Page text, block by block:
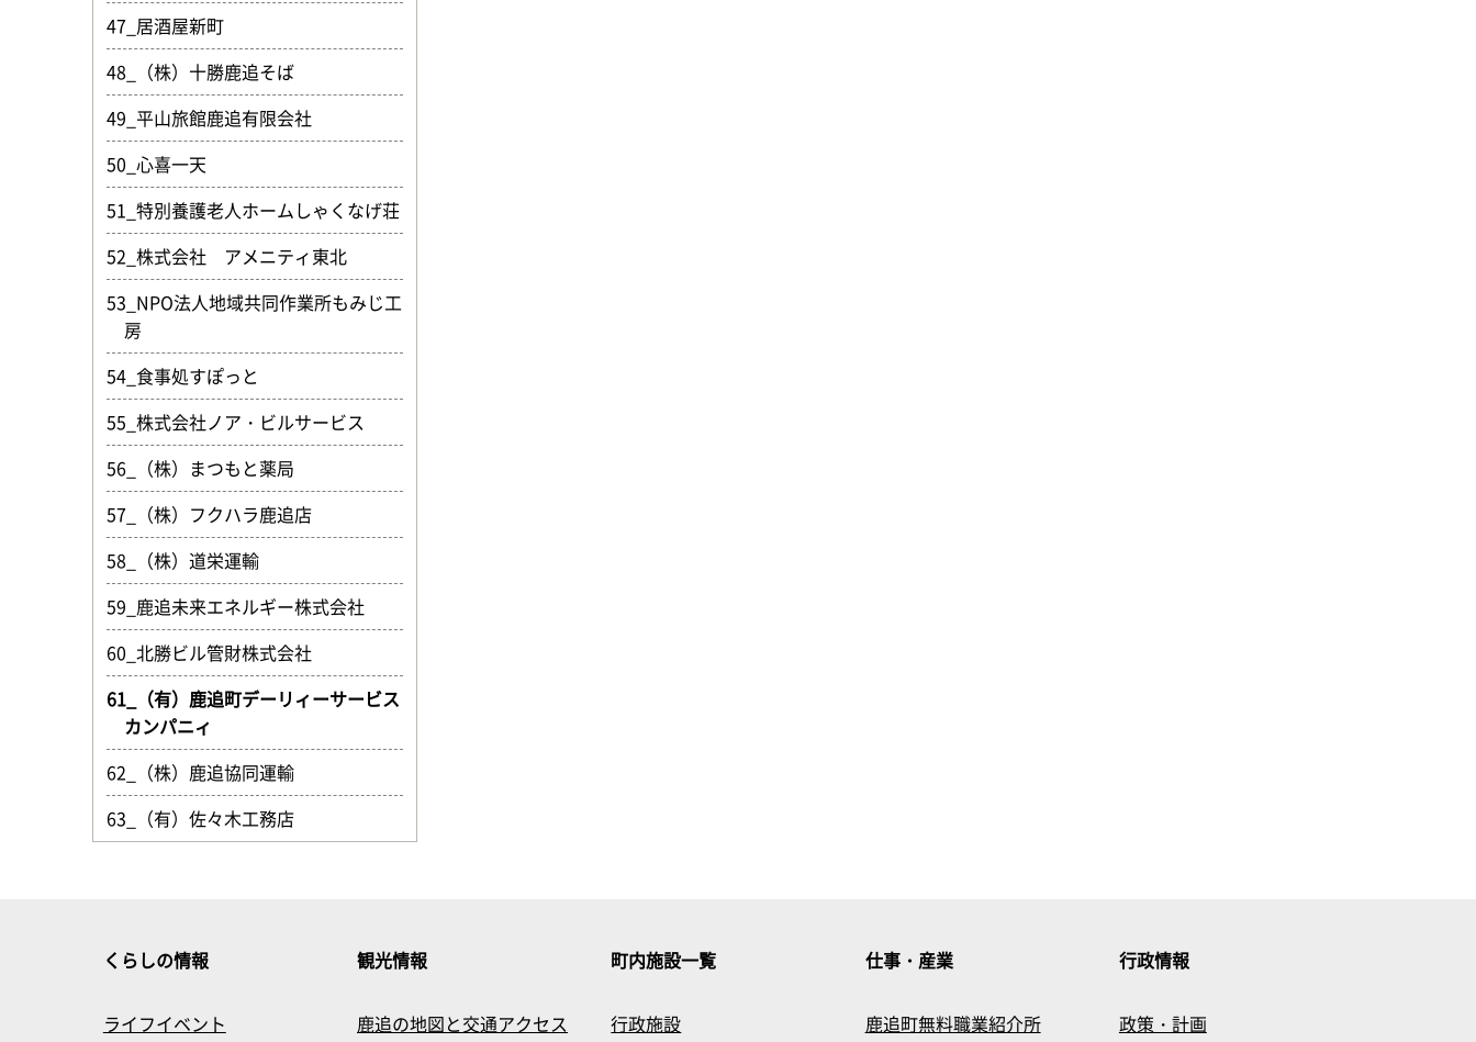
47_居酒屋新町
48_（株）十勝鹿追そば
49_平山旅館鹿追有限会社
50_心喜一天
51_特別養護老人ホームしゃくなげ荘
52_株式会社 アメニティ東北
53_NPO法人地域共同作業所もみじ工
房
54_食事処すぽっと
55_株式会社ノア・ビルサービス
56_（株）まつもと薬局
57_（株）フクハラ鹿追店
58_（株）道栄運輸
59_鹿追未来エネルギー株式会社
60_北勝ビル管財株式会社
61_（有）鹿追町デーリィーサービス
カンパニィ
62_（株）鹿追協同運輸
63_（有）佐々木工務店
くらしの情報
ライフイベント
観光情報
鹿追の地図と交通アクセス
町内施設一覧
行政施設
仕事・産業
鹿追町無料職業紹介所
行政情報
政策・計画